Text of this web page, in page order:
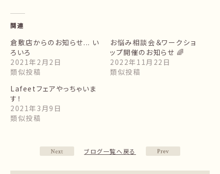
関連
倉敷店からのお知らせ... い
ろいろ
2021年2月2日
類似投稿
お悩み相談会＆ワークショ
ップ開催のお知らせ 🌈
2022年11月22日
類似投稿
Lafeetフェアやっちゃいま
す！
2021年3月9日
類似投稿
ブログ一覧へ戻る